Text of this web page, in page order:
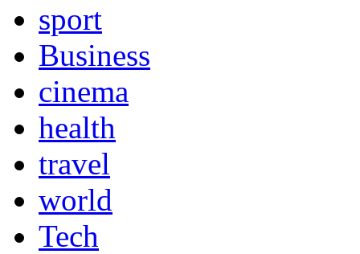
sport
Business
cinema
health
travel
world
Tech